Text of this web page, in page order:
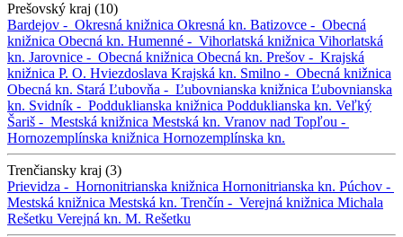
Prešovský kraj (10)
Bardejov - Okresná knižnica Okresná kn. Batizovce - Obecná
knižnica Obecná kn. Humenné - Vihorlatská knižnica Vihorlatská
kn. Jarovnice - Obecná knižnica Obecná kn. Prešov - Krajská
knižnica P. O. Hviezdoslava Krajská kn. Smilno - Obecná knižnica
Obecná kn. Stará Ľubovňa - Ľubovnianska knižnica Ľubovnianska
kn. Svidník - Podduklianska knižnica Podduklianska kn. Veľký
Šariš - Mestská knižnica Mestská kn. Vranov nad Topľou -
Hornozemplínska knižnica Hornozemplínska kn.
Trenčiansky kraj (3)
Prievidza - Hornonitrianska knižnica Hornonitrianska kn. Púchov -
Mestská knižnica Mestská kn. Trenčín - Verejná knižnica Michala
Rešetku Verejná kn. M. Rešetku